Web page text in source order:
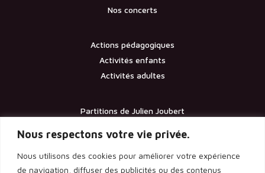
Nous respectons votre vie privée.
Nous utilisons des cookies pour améliorer votre expérience
de navigation, diffuser des publicités ou des contenus
Nos concerts
Actions pédagogiques
Activités enfants
Activités adultes
Partitions de Julien Joubert
Documents